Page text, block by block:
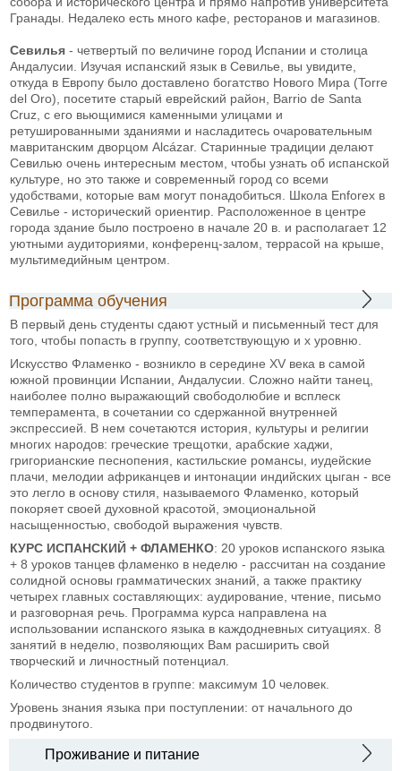
Гранады. Недалеко есть много кафе, ресторанов и магазинов.
Севилья - четвертый по величине город Испании и столица
Андалусии. Изучая испанский язык в Севилье, вы увидите,
откуда в Европу было доставлено богатство Нового Мира (Torre
del Oro), посетите старый еврейский район, Barrio de Santa
Cruz, с его вьющимися каменными улицами и
ретушированными зданиями и насладитесь очаровательным
мавританским дворцом Alcázar. Старинные традиции делают
Севилью очень интересным местом, чтобы узнать об испанской
культуре, но это также и современный город со всеми
удобствами, которые вам могут понадобиться. Школа Enforex в
Севилье - исторический ориентир. Расположенное в центре
города здание было построено в начале 20 в. и располагает 12
уютными аудиториями, конференц-залом, террасой на крыше,
мультимедийным центром.
Программа обучения
В первый день студенты сдают устный и письменный тест для
того, чтобы попасть в группу, соответствующую и х уровню.
Искусство Фламенко - возникло в середине XV века в самой
южной провинции Испании, Андалусии. Сложно найти танец,
наиболее полно выражающий свободолюбие и всплеск
темперамента, в сочетании со сдержанной внутренней
экспрессией. В нем сочетаются история, культуры и религии
многих народов: греческие трещотки, арабские хаджи,
григорианские песнопения, кастильские романсы, иудейские
плачи, мелодии африканцев и интонации индийских цыган - все
это легло в основу стиля, называемого Фламенко, который
покоряет своей духовной красотой, эмоциональной
насыщенностью, свободой выражения чувств.
КУРС ИСПАНСКИЙ + ФЛАМЕНКО: 20 уроков испанского языка
+ 8 уроков танцев фламенко в неделю - рассчитан на создание
солидной основы грамматических знаний, а также практику
четырех главных составляющих: аудирование, чтение, письмо
и разговорная речь. Программа курса направлена на
использовании испанского языка в каждодневных ситуациях. 8
занятий в неделю, позволяющих Вам расширить свой
творческий и личностный потенциал.
Количество студентов в группе: максимум 10 человек.
Уровень знания языка при поступлении: от начального до
продвинутого.
Проживание и питание